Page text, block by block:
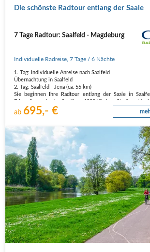
Die schönste Radtour entlang der Saale
7 Tage Radtour: Saalfeld - Magdeburg
Individuelle Radreise ,7 Tage / 6 Nächte
1. Tag: Individuelle Anreise nach Saalfeld
Übernachtung in Saalfeld
2. Tag: Saalfeld - Jena (ca. 55 km)
Sie beginnen Ihre Radtour entlang der Saale in
bekannten Tropfsteinhöhlen „Feengrotten“ sondern…
ab 695,- €